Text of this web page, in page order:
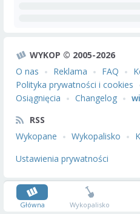
WYKOP © 2005-2026
O nas
Reklama FAQ
Polityka prywatności i cookies
Osiągnięcia
Changelog
RSS
Wykopane
Wykopalisko
Ustawienia prywatności
Główna Wykopalisko